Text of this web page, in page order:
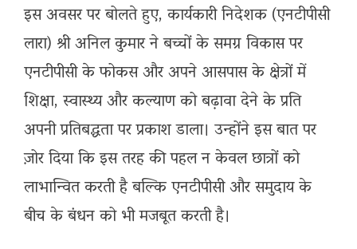
इस अवसर पर बोलते हुए, कार्यकारी निदेशक (एनटीपीसी
लारा) श्री अनिल कुमार ने बच्चों के समग्र विकास पर
एनटीपीसी के फोकस और अपने आसपास के क्षेत्रों में
शिक्षा, स्वास्थ्य और कल्याण को बढ़ावा देने के प्रति
अपनी प्रतिबद्धता पर प्रकाश डाला। उन्होंने इस बात पर
ज़ोर दिया कि इस तरह की पहल न केवल छात्रों को
लाभान्वित करती है बल्कि एनटीपीसी और समुदाय के
बीच के बंधन को भी मजबूत करती है।